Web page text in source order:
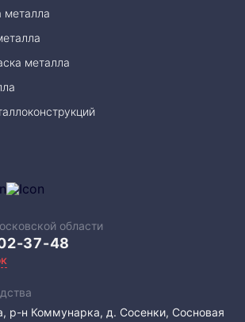
металла
металла
области
37-48
р-н Коммунарка, д. Сосенки, Сосновая